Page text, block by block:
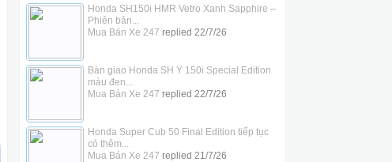
Honda SH150i HMR Vetro Xanh Sapphire –
Phiên bản...
Mua Bán Xe 247 replied 22/7/26
Bàn giao Honda SH Ý 150i Special Edition
màu đen...
Mua Bán Xe 247 replied 22/7/26
Honda Super Cub 50 Final Edition tiếp tục
có thêm...
Mua Bán Xe 247 replied 21/7/26